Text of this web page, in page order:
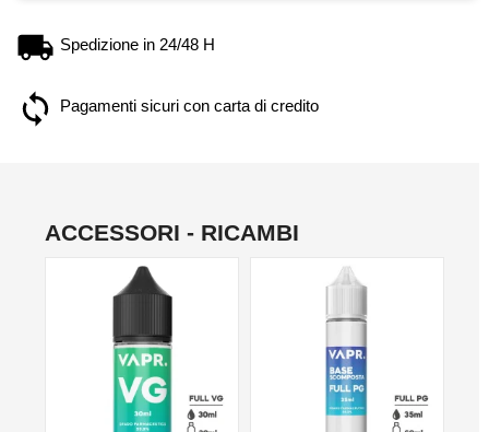
Spedizione in 24/48 H
Pagamenti sicuri con carta di credito
ACCESSORI - RICAMBI